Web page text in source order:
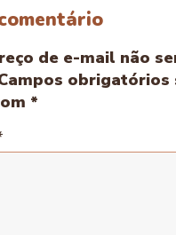
de e-mail não
obrigatórios
*